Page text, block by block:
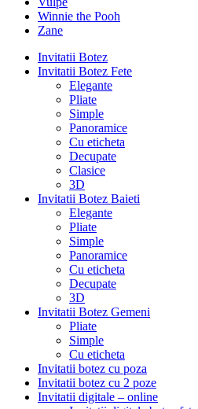
Winnie the Pooh
Zane
Invitatii Botez
Invitatii Botez Fete
Elegante
Pliate
Simple
Panoramice
Cu eticheta
Decupate
Clasice
3D
Invitatii Botez Baieti
Elegante
Pliate
Simple
Panoramice
Cu eticheta
Decupate
3D
Invitatii Botez Gemeni
Pliate
Simple
Cu eticheta
Invitatii botez cu poza
Invitatii botez cu 2 poze
Invitatii digitale – online